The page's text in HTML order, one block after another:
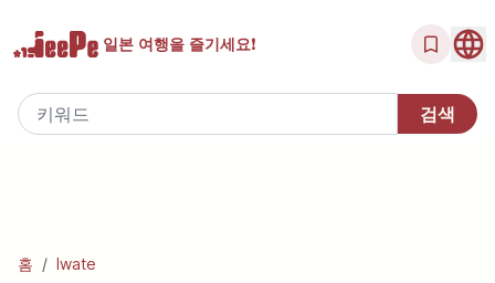
일본 여행을 즐기세요!
홈 / Iwate